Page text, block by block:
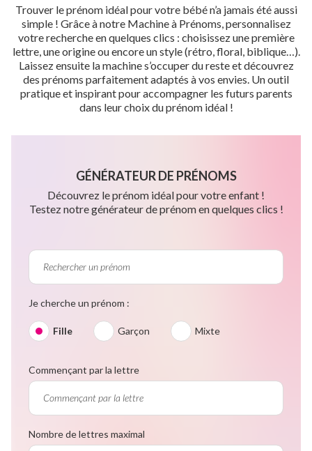
Trouver le prénom idéal pour votre bébé n’a jamais été aussi
simple ! Grâce à notre Machine à Prénoms, personnalisez
votre recherche en quelques clics : choisissez une première
lettre, une origine ou encore un style (rétro, floral, biblique…).
Laissez ensuite la machine s’occuper du reste et découvrez
des prénoms parfaitement adaptés à vos envies. Un outil
pratique et inspirant pour accompagner les futurs parents
dans leur choix du prénom idéal !
GÉNÉRATEUR DE PRÉNOMS
Découvrez le prénom idéal pour votre enfant !
Testez notre générateur de prénom en quelques clics !
Je cherche un prénom :
Fille Garçon Mixte
Commençant par la lettre
Nombre de lettres maximal